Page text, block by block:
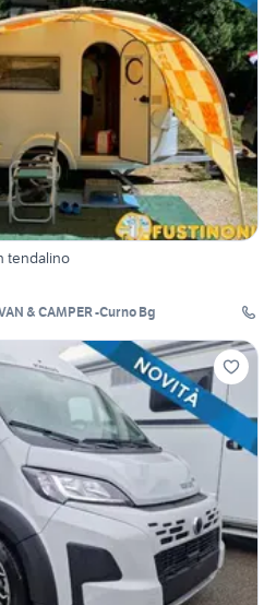
tendalino
& CAMPER -Curno Bg